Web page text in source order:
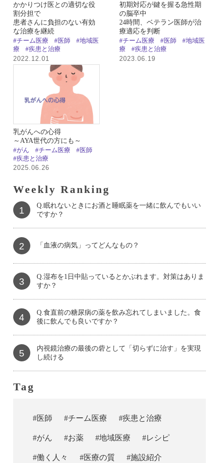
かかりつけ医との適切な役
割分担で
患者さんに負担のない有効
な治療を継続
#チーム医療 #医師
#地域医
療
#疾患と治療
2022.12.01
初期対応が鍵を握る急性期
の脳卒中
24時間、ベテラン医師が治
療適応を判断
#チーム医療 #医師
#地域医
療
#疾患と治療
2023.06.19
乳がんへの心得
～AYA世代の方にも～
#がん #チーム医療
#医師
#疾患と治療
2025.06.26
Weekly Ranking
1
Q.眠れないときにお酒と睡眠薬を一緒に飲んでもいい
ですか？
2 「血液の病気」ってどんなもの？
3
Q.湿布を1日中貼っているとかぶれます。対策はありま
すか？
4
Q.食直前の糖尿病の薬を飲み忘れてしまいました。食
後に飲んでも良いですか？
5
内視鏡治療の最後の砦として「切らずに治す」を実現
し続ける
Tag
#医師 #チーム医療 #疾患と治療
#がん #お薬 #地域医療 #レシピ
#働く人々 #医療の質 #施設紹介